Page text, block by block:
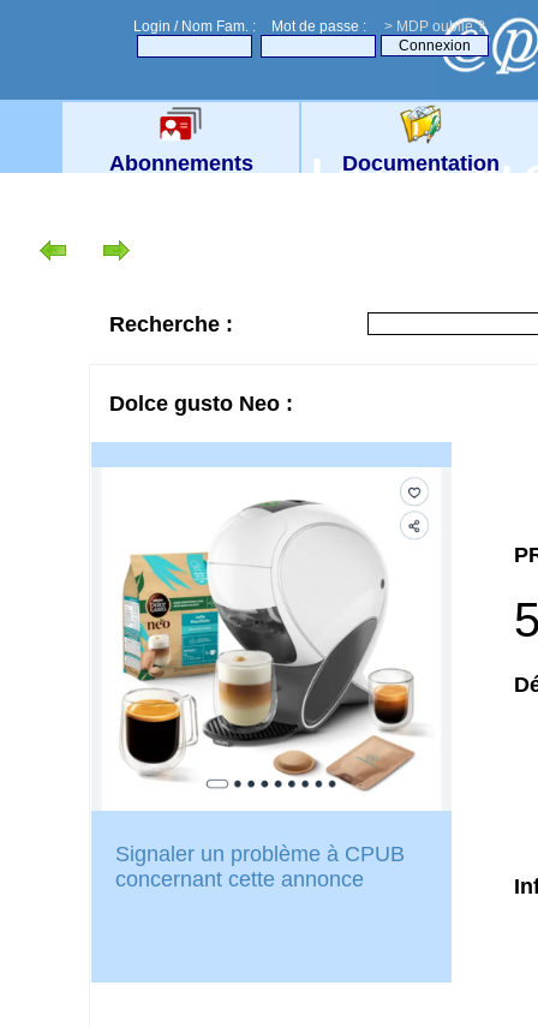
Login / Nom Fam. : Mot de passe : > MDP oublié ?
Le site du
Abonnements Documentation
Recherche :
Dolce gusto Neo :
Signaler un problème à CPUB
concernant cette annonce